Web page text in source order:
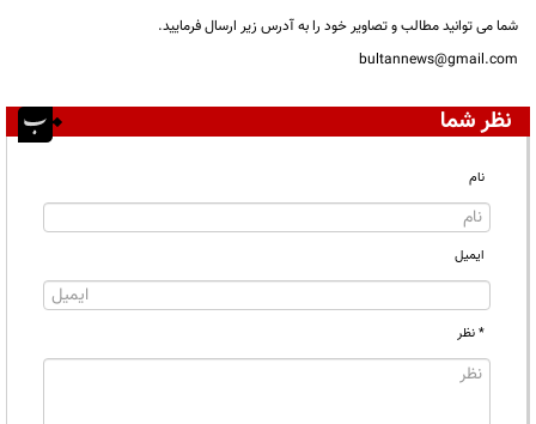
شما می توانید مطالب و تصاویر خود را به آدرس زیر ارسال فرمایید.
bultannews@gmail.com
نظر شما
نام
ایمیل
* نظر